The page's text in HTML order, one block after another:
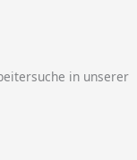
in unserer